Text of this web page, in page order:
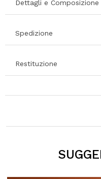
Dettagli e Composizione
Spedizione
Restituzione